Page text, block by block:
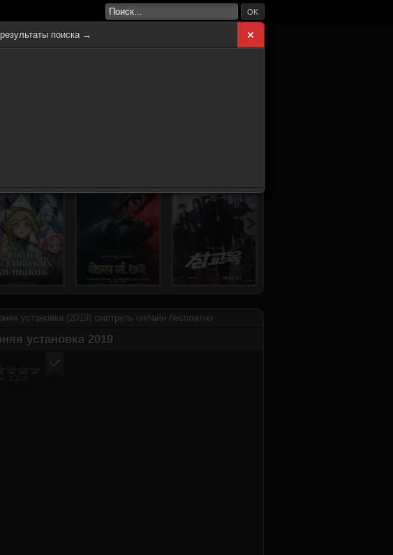
установка (2019) смотреть онлайн бесплатно
установка 2019
OK
поиска →